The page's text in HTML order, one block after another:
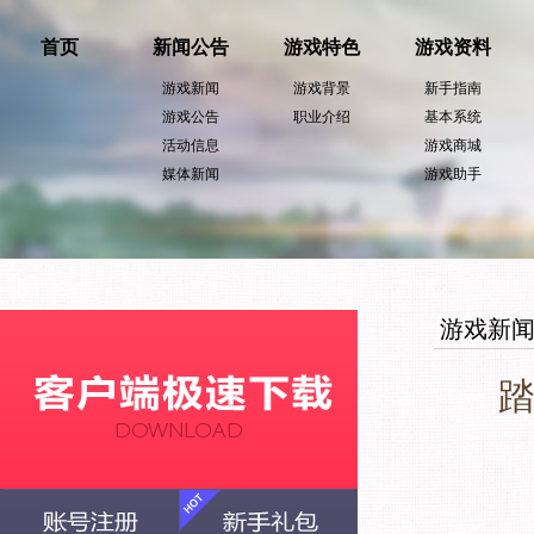
首页 新闻公告
游戏新闻
游戏公告
活动信息
媒体新闻
游戏特色
游戏背景
职业介绍
游戏资料
新手指南
基本系统
游戏商城
游戏助手
游戏新闻